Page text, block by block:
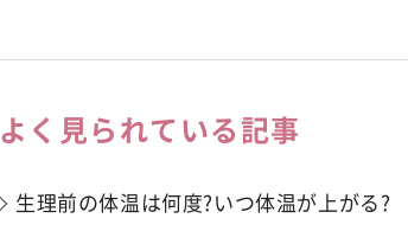
よく見られている記事
生理前の体温は何度?いつ体温が上がる?